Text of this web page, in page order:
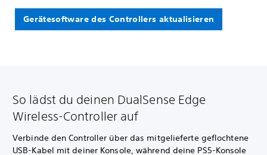
Gerätesoftware des Controllers aktualisieren
So lädst du deinen DualSense Edge
Wireless-Controller auf
Verbinde den Controller über das mitgelieferte geflochtene
USB-Kabel mit deiner Konsole, während deine PS5-Konsole